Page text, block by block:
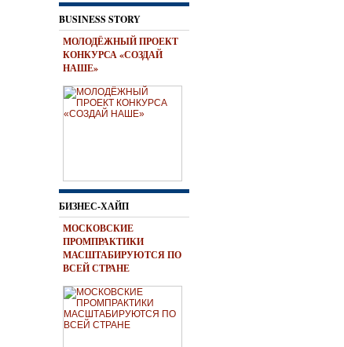
BUSINESS STORY
МОЛОДЁЖНЫЙ ПРОЕКТ
КОНКУРСА «СОЗДАЙ
НАШЕ»
БИЗНЕС-ХАЙП
МОСКОВСКИЕ
ПРОМПРАКТИКИ
МАСШТАБИРУЮТСЯ ПО
ВСЕЙ СТРАНЕ